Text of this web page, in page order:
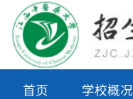
首页 学校概况